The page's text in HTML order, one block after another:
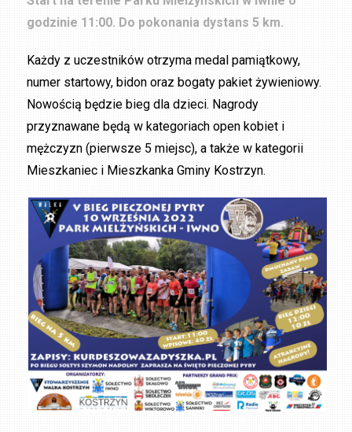
godzinie 11:00. Do pokonania dystans 5 km.
Każdy z uczestników otrzyma medal pamiątkowy,
numer startowy, bidon oraz bogaty pakiet żywieniowy.
Nowością będzie bieg dla dzieci. Nagrody
przyznawane będą w kategoriach open kobiet i
mężczyzn (pierwsze 5 miejsc), a także w kategorii
Mieszkaniec i Mieszkanka Gminy Kostrzyn.